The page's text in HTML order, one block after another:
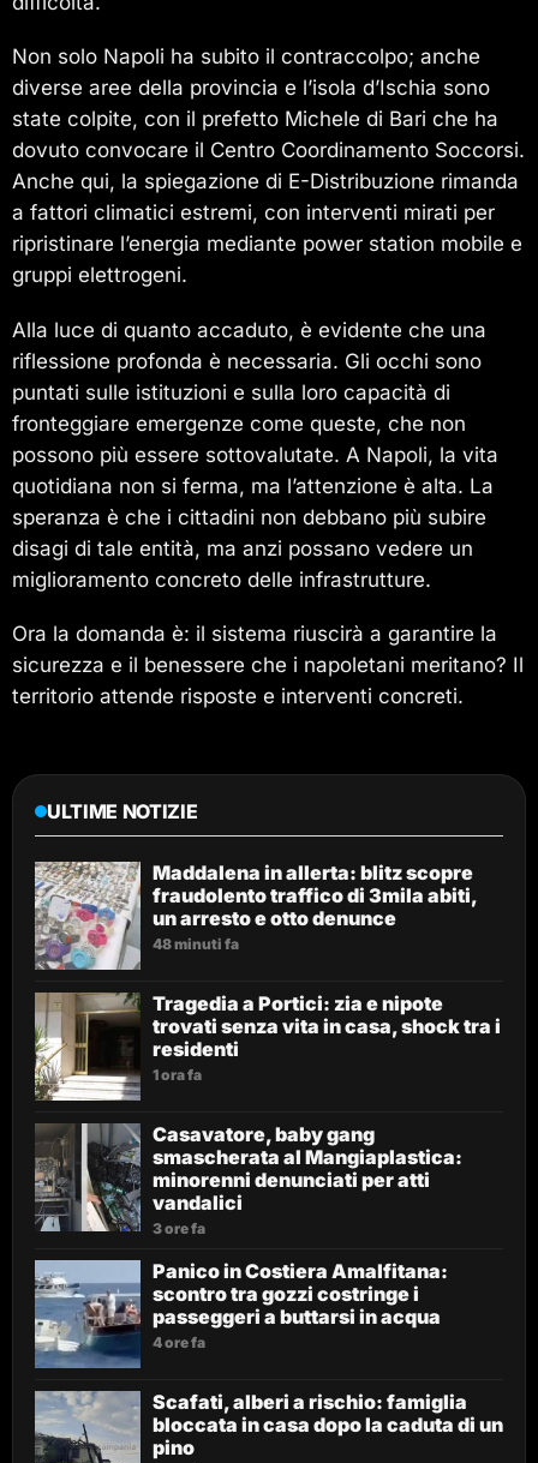
Non solo Napoli ha subito il contraccolpo; anche
diverse aree della provincia e l’isola d’Ischia sono
state colpite, con il prefetto Michele di Bari che ha
dovuto convocare il Centro Coordinamento Soccorsi.
Anche qui, la spiegazione di E-Distribuzione rimanda
a fattori climatici estremi, con interventi mirati per
ripristinare l’energia mediante power station mobile e
gruppi elettrogeni.
Alla luce di quanto accaduto, è evidente che una
riflessione profonda è necessaria. Gli occhi sono
puntati sulle istituzioni e sulla loro capacità di
fronteggiare emergenze come queste, che non
possono più essere sottovalutate. A Napoli, la vita
quotidiana non si ferma, ma l’attenzione è alta. La
speranza è che i cittadini non debbano più subire
disagi di tale entità, ma anzi possano vedere un
miglioramento concreto delle infrastrutture.
Ora la domanda è: il sistema riuscirà a garantire la
sicurezza e il benessere che i napoletani meritano? Il
territorio attende risposte e interventi concreti.
ULTIME NOTIZIE
Maddalena in allerta: blitz scopre
fraudolento traffico di 3mila abiti,
un arresto e otto denunce
48 minuti fa
Tragedia a Portici: zia e nipote
trovati senza vita in casa, shock tra i
residenti
1 ora fa
Casavatore, baby gang
smascherata al Mangiaplastica:
minorenni denunciati per atti
vandalici
3 ore fa
Panico in Costiera Amalfitana:
scontro tra gozzi costringe i
passeggeri a buttarsi in acqua
4 ore fa
Scafati, alberi a rischio: famiglia
bloccata in casa dopo la caduta di un
pino